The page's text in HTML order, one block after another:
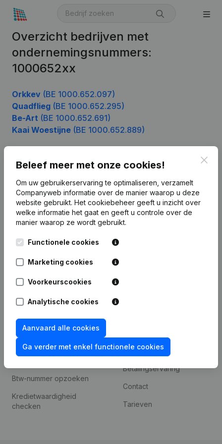
Overzicht bedrijven met
ondernemingsnummers:
1000652xx
Orkkev (BE 1000.652.097)
Quadflieg (BE 1000.652.295)
Be-Art (BE 1000.652.691)
Kaai Woestijne (BE 1000.652.889)
Beleef meer met onze cookies!
Om uw gebruikerservaring te optimaliseren, verzamelt
Companyweb informatie over de manier waarop u deze
website gebruikt. Het cookiebeheer geeft u inzicht over
welke informatie het gaat en geeft u controle over de
manier waarop ze wordt gebruikt.
Functionele cookies
Marketing cookies
Voorkeurscookies
Analytische cookies
Aanvaard alle cookies
Ga verder met enkel functionele cookies
Nederlands
Kantorenpark Everest
248D,
Product
Bedrijfsinformatie
Monitoring
Internationaal zoeken
Compliance &
fraudepreventie
Btw-nummer opzoeken
Kredietwaardigheid
checken
Integraties op maat
Betalingservaring
Contact
Tarieven